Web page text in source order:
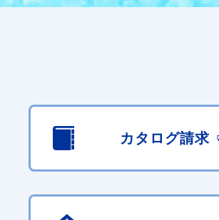
カタログ請求